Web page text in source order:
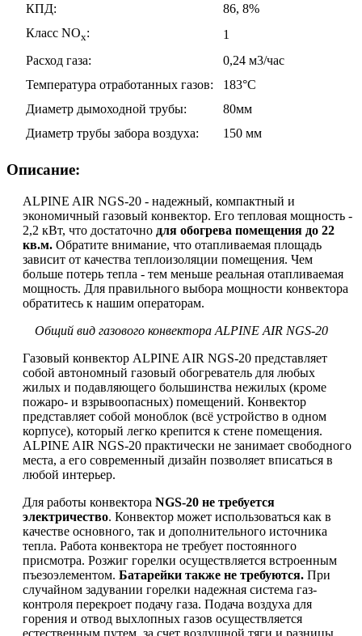
КПД:
86, 8%
Класс NOx:
1
Расход газа:
0,24 м3/час
Температура отработанных газов:
183°C
Диаметр дымоходной трубы:
80мм
Диаметр трубы забора воздуха:
150 мм
Описание:
ALPINE AIR NGS-20 - надежный, компактный и
экономичный газовый конвектор. Его тепловая мощность -
2,2 кВт, что достаточно для обогрева помещения до 22
кв.м. Обратите внимание, что отапливаемая площадь
зависит от качества теплоизоляции помещения. Чем
больше потерь тепла - тем меньше реальная отапливаемая
мощность. Для правильного выбора мощности конвектора
обратитесь к нашим операторам.
Общий вид газового конвектора ALPINE AIR NGS-20
Газовый конвектор ALPINE AIR NGS-20 представляет
собой автономный газовый обогреватель для любых
жилых и подавляющего большинства нежилых (кроме
пожаро- и взрывоопасных) помещений. Конвектор
представляет собой моноблок (всё устройство в одном
корпусе), который легко крепится к стене помещения.
ALPINE AIR NGS-20 практически не занимает свободного
места, а его современный дизайн позволяет вписаться в
любой интерьер.
Для работы конвектора NGS-20 не требуется
электричество. Конвектор может использоваться как в
качестве основного, так и дополнительного источника
тепла. Работа конвектора не требует постоянного
присмотра. Розжиг горелки осуществляется встроенным
пъезоэлементом. Батарейки также не требуются. При
случайном задувании горелки надежная система газ-
контроля перекроет подачу газа. Подача воздуха для
горения и отвод выхлопных газов осуществляется
естественным путем, за счет воздушной тяги и разницы